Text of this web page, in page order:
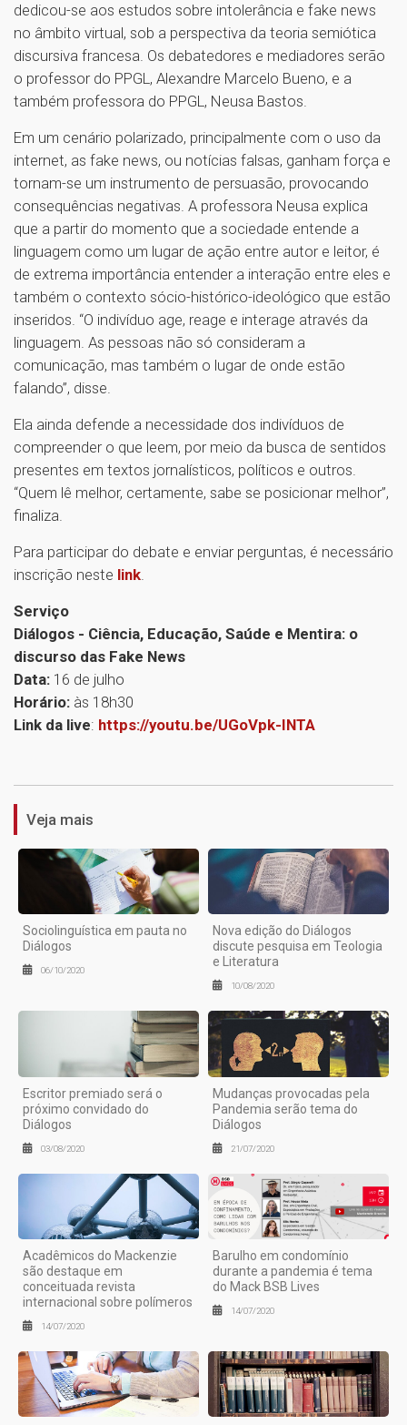
dedicou-se aos estudos sobre intolerância e fake news
no âmbito virtual, sob a perspectiva da teoria semiótica
discursiva francesa. Os debatedores e mediadores serão
o professor do PPGL, Alexandre Marcelo Bueno, e a
também professora do PPGL, Neusa Bastos.
Em um cenário polarizado, principalmente com o uso da
internet, as fake news, ou notícias falsas, ganham força e
tornam-se um instrumento de persuasão, provocando
consequências negativas. A professora Neusa explica
que a partir do momento que a sociedade entende a
linguagem como um lugar de ação entre autor e leitor, é
de extrema importância entender a interação entre eles e
também o contexto sócio-histórico-ideológico que estão
inseridos. “O indivíduo age, reage e interage através da
linguagem. As pessoas não só consideram a
comunicação, mas também o lugar de onde estão
falando”, disse.
Ela ainda defende a necessidade dos indivíduos de
compreender o que leem, por meio da busca de sentidos
presentes em textos jornalísticos, políticos e outros.
“Quem lê melhor, certamente, sabe se posicionar melhor”,
finaliza.
Para participar do debate e enviar perguntas, é necessário
inscrição neste link.
Serviço
Diálogos - Ciência, Educação, Saúde e Mentira: o
discurso das Fake News
Data: 16 de julho
Horário: às 18h30
Link da live: https://youtu.be/UGoVpk-INTA
Veja mais
Sociolinguística em pauta no
Diálogos
06/10/2020
Nova edição do Diálogos
discute pesquisa em Teologia
e Literatura
10/08/2020
Escritor premiado será o
próximo convidado do
Diálogos
03/08/2020
Mudanças provocadas pela
Pandemia serão tema do
Diálogos
21/07/2020
Acadêmicos do Mackenzie
são destaque em
conceituada revista
internacional sobre polímeros
14/07/2020
Barulho em condomínio
durante a pandemia é tema
do Mack BSB Lives
14/07/2020